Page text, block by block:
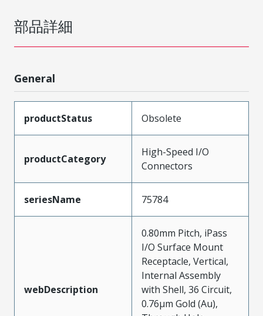
部品詳細
General
productStatus Obsolete
productCategory
High-Speed I/O
Connectors
seriesName 75784
webDescription
0.80mm Pitch, iPass
I/O Surface Mount
Receptacle, Vertical,
Internal Assembly
with Shell, 36 Circuit,
0.76µm Gold (Au),